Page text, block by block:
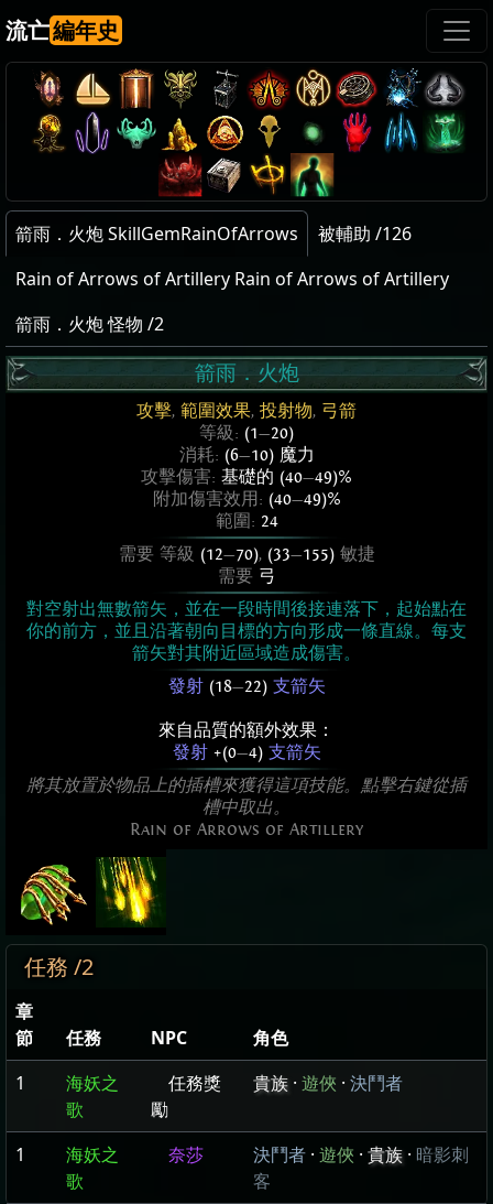
流亡編年史
箭雨．火炮 SkillGemRainOfArrows
被輔助 /126
Rain of Arrows of Artillery Rain of Arrows of Artillery
箭雨．火炮 怪物 /2
箭雨．火炮
攻擊, 範圍效果, 投射物, 弓箭
等級: (1—20)
消耗: (6—10) 魔力
攻擊傷害: 基礎的 (40—49)%
附加傷害效用: (40—49)%
範圍: 24
需要 等級 (12—70), (33—155)敏捷
需要 弓
對空射出無數箭矢，並在一段時間後接連落下，起始點在
你的前方，並且沿著朝向目標的方向形成一條直線。每支
箭矢對其附近區域造成傷害。
發射 (18—22)支箭矢
來自品質的額外效果：
發射 +(0—4)支箭矢
將其放置於物品上的插槽來獲得這項技能。點擊右鍵從插
槽中取出。
Rain of Arrows of Artillery
任務 /2
章
節
任務 NPC
角色
1
海妖之
歌
任務獎
勵
貴族 · 遊俠 · 決鬥者
1
海妖之
歌
奈莎 決鬥者 · 遊俠 · 貴族 · 暗影刺
客